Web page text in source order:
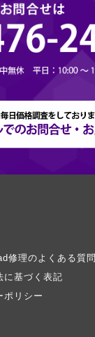
修理のよくある質問
に基づく表記
ポリシー